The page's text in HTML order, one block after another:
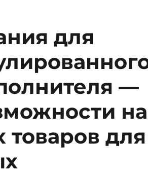
для
—
на
для